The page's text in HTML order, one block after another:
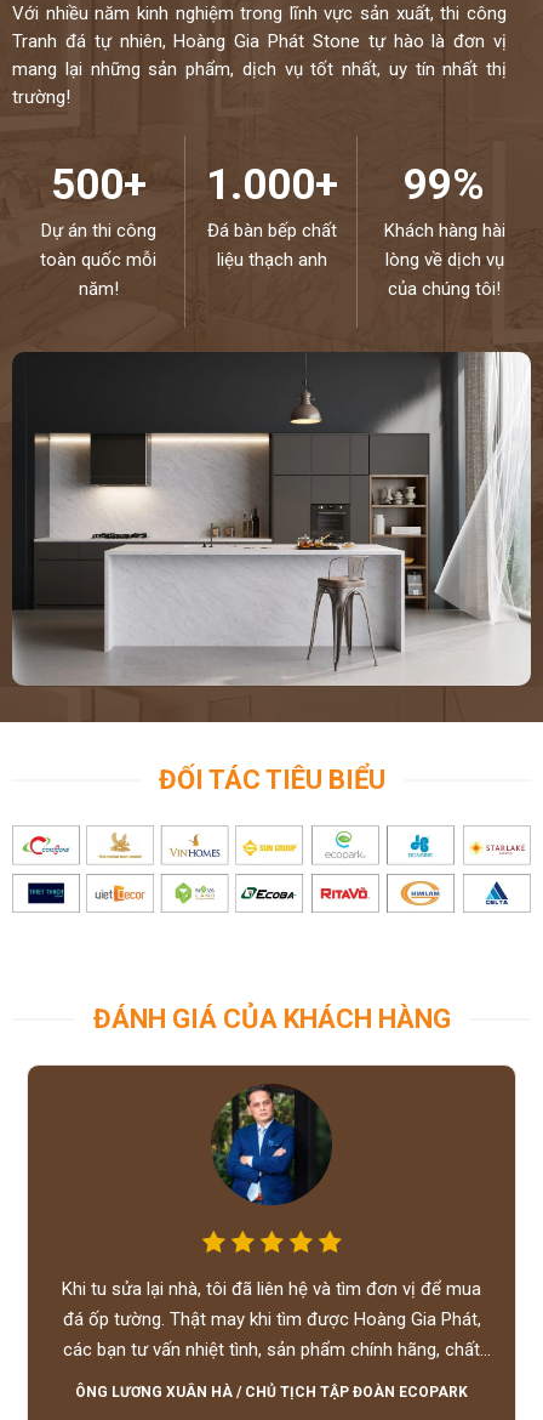
Với nhiều năm kinh nghiệm trong lĩnh vực sản xuất, thi công
Tranh đá tự nhiên, Hoàng Gia Phát Stone tự hào là đơn vị
mang lại những sản phẩm, dịch vụ tốt nhất, uy tín nhất thị
trường!
500+
Dự án thi công
toàn quốc mỗi
năm!
1.000+
Đá bàn bếp chất
liệu thạch anh
99%
Khách hàng hài
lòng về dịch vụ
của chúng tôi!
ĐỐI TÁC TIÊU BIỂU
ĐÁNH GIÁ CỦA KHÁCH HÀNG
Khi tu sửa lại nhà, tôi đã liên hệ và tìm đơn vị để mua
đá ốp tường. Thật may khi tìm được Hoàng Gia Phát,
các bạn tư vấn nhiệt tình, sản phẩm chính hãng, chất
lượng tốt, giá hợp lý, hỗ trợ tận tình.
ÔNG LƯƠNG XUÂN HÀ / CHỦ TỊCH TẬP ĐOÀN ECOPARK